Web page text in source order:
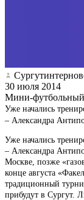
30 июля 2014
Мини-футбольный
Уже начались
– Александра
Уже начались
– Александра
Москве, позже
конце августа
традиционный
прибудут в Сургут.